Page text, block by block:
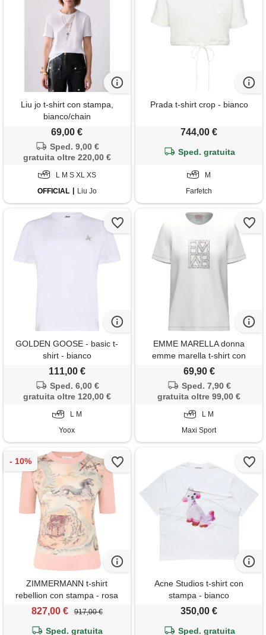
Liu jo t-shirt con stampa,
bianco/chain
69,00 €
Sped. 9,00 €
gratuita oltre 220,00 €
L M S XL XS
OFFICIAL
Liu Jo
Prada t-shirt crop - bianco
744,00 €
Sped. gratuita
M
Farfetch
GOLDEN GOOSE - basic t-
shirt - bianco
111,00 €
Sped. 6,00 €
gratuita oltre 120,00 €
L M
Yoox
EMME MARELLA donna
emme marella t-shirt con
ricamo paillette donna
69,90 €
Sped. 7,90 €
gratuita oltre 99,00 €
L M
Maxi Sport
ZIMMERMANN t-shirt
rebellion con stampa - rosa
827,00 € 917,00 €
Sped. gratuita
Acne Studios t-shirt con
stampa - bianco
350,00 €
Sped. gratuita